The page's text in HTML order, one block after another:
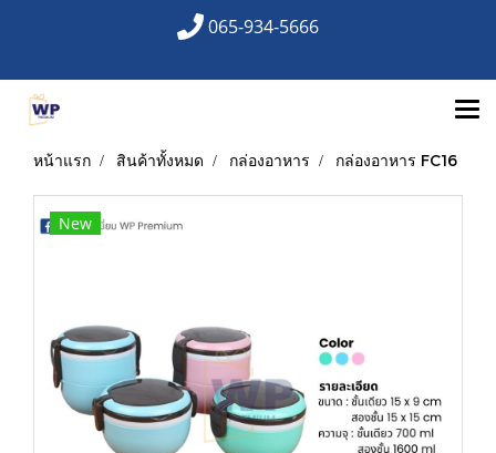
065-934-5666
หน้าแรก สินค้าทั้งหมด กล่องอาหาร กล่องอาหาร FC16
New